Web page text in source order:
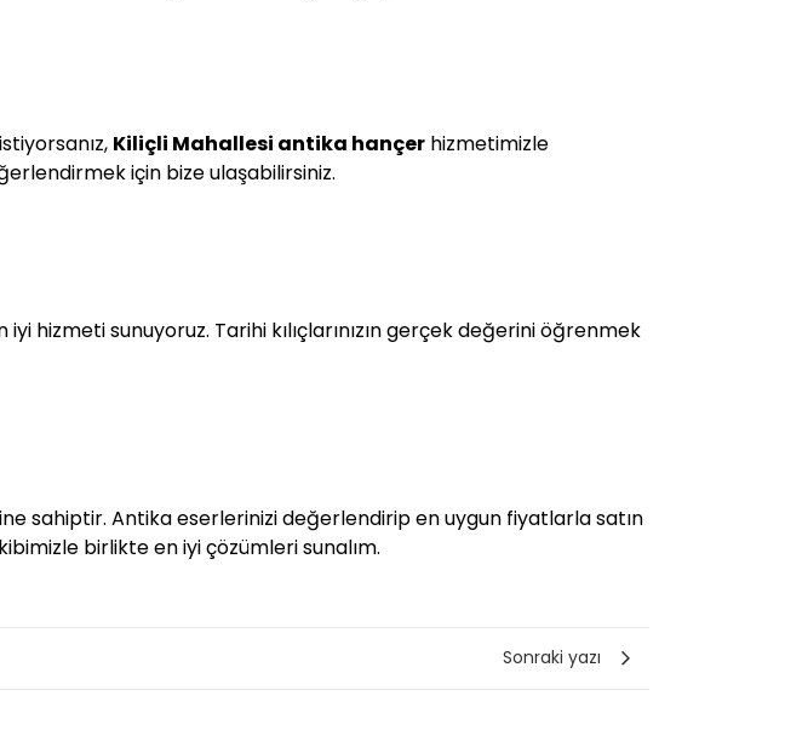
Kiliçli Mahallesi antika hançer hizmetimizle
için bize ulaşabilirsiniz.
hizmeti sunuyoruz. Tarihi kılıçlarınızın gerçek değerini öğrenmek
sahiptir. Antika eserlerinizi değerlendirip en uygun fiyatlarla satın
birlikte en iyi çözümleri sunalım.
Sonraki yazı